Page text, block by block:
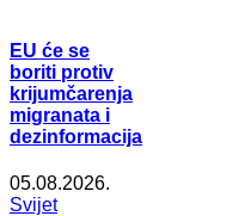
EU će se
boriti protiv
krijumčarenja
migranata i
dezinformacija
05.08.2026.
Svijet